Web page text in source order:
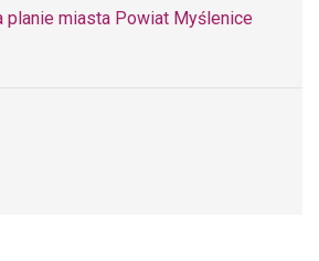
planie miasta Powiat Myślenice